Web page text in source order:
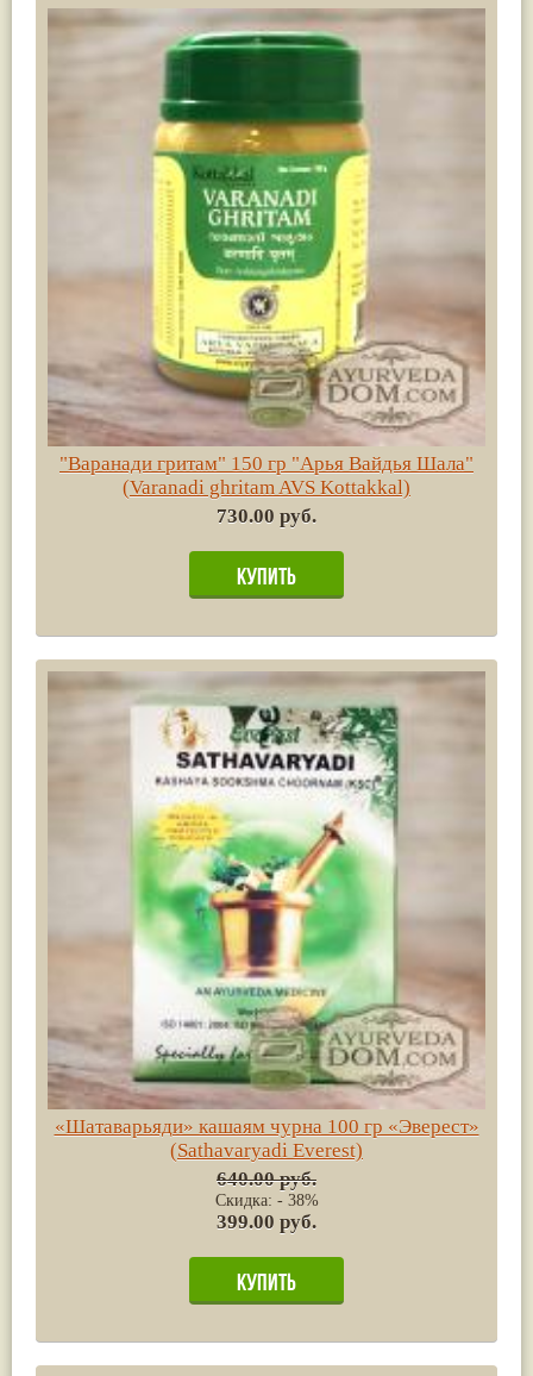
"Варанади гритам" 150 гр "Арья Вайдья Шала"
(Varanadi ghritam AVS Kottakkal)
730.00 руб.
«Шатаварьяди» кашаям чурна 100 гр «Эверест»
(Sathavaryadi Everest)
640.00 руб.
Скидка: - 38%
399.00 руб.